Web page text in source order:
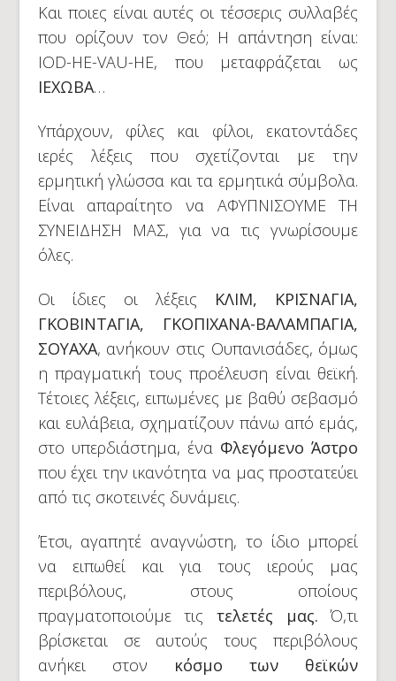
Και ποιες είναι αυτές οι τέσσερις συλλαβές
που ορίζουν τον Θεό; Η απάντηση είναι:
IOD-HE-VAU-HE, που μεταφράζεται ως
ΙΕΧΩΒΑ…
Υπάρχουν, φίλες και φίλοι, εκατοντάδες
ιερές λέξεις που σχετίζονται με την
ερμητική γλώσσα και τα ερμητικά σύμβολα.
Είναι απαραίτητο να ΑΦΥΠΝΙΣΟΥΜΕ ΤΗ
ΣΥΝΕΙΔΗΣΗ ΜΑΣ, για να τις γνωρίσουμε
όλες.
Οι ίδιες οι λέξεις ΚΛΙΜ, ΚΡΙΣΝΑΓΙΑ,
ΓΚΟΒΙΝΤΑΓΙΑ, ΓΚΟΠΙΧΑΝΑ-ΒΑΛΑΜΠΑΓΙΑ,
ΣΟΥΑΧΑ, ανήκουν στις Ουπανισάδες, όμως
η πραγματική τους προέλευση είναι θεϊκή.
Τέτοιες λέξεις, ειπωμένες με βαθύ σεβασμό
και ευλάβεια, σχηματίζουν πάνω από εμάς,
στο υπερδιάστημα, ένα Φλεγόμενο Άστρο
που έχει την ικανότητα να μας προστατεύει
από τις σκοτεινές δυνάμεις.
Έτσι, αγαπητέ αναγνώστη, το ίδιο μπορεί
να ειπωθεί και για τους ιερούς μας
περιβόλους, στους οποίους
πραγματοποιούμε τις τελετές μας. Ό,τι
βρίσκεται σε αυτούς τους περιβόλους
ανήκει στον κόσμο των θεϊκών